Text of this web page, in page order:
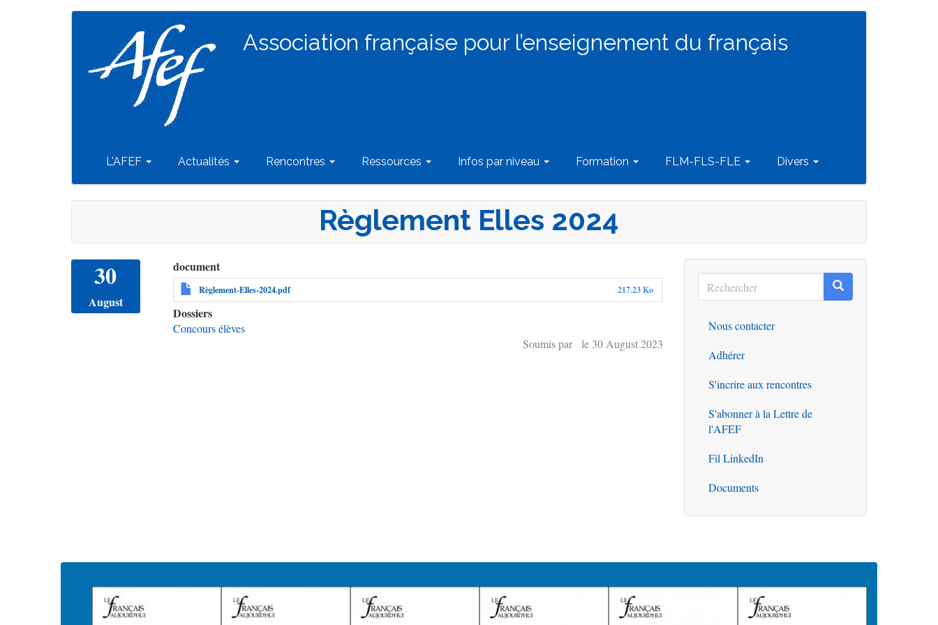
Association française pour l’enseignement du français
Navigation
principale
L'AFEF Actualités Rencontres Ressources Infos par niveau Formation FLM-FLS-FLE Divers
Règlement Elles 2024
30
August
document
Règlement-Elles-2024.pdf 217.23 Ko
Dossiers
Concours élèves
Soumis par le 30 August 2023
Rechercher
Rechercher Rechercher
Outils
Nous contacter
Adhérer
S'incrire aux rencontres
S'abonner à la Lettre de
l'AFEF
Fil LinkedIn
Documents